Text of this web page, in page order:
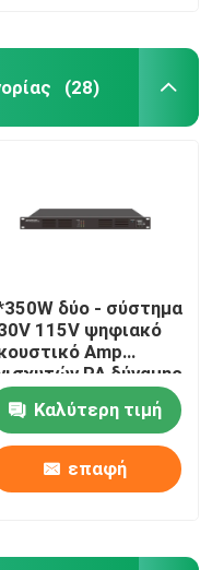
(28)
δύο - σύστημα
115V ψηφιακό
Amp
PA δύναμης
Καλύτερη τιμή
επαφή